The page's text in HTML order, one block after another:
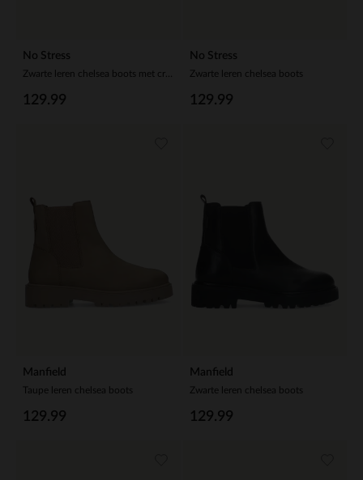
No Stress
129.99
No Stress
Zwarte leren chelsea boots
129.99
Manfield
Taupe leren chelsea boots
129.99
Manfield
Zwarte leren chelsea boots
129.99